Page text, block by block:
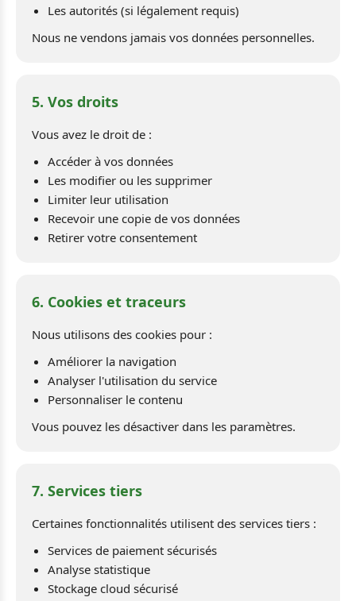
Les autorités (si légalement requis)
Nous ne vendons jamais vos données personnelles.
5. Vos droits
Vous avez le droit de :
Accéder à vos données
Les modifier ou les supprimer
Limiter leur utilisation
Recevoir une copie de vos données
Retirer votre consentement
6. Cookies et traceurs
Nous utilisons des cookies pour :
Améliorer la navigation
Analyser l'utilisation du service
Personnaliser le contenu
Vous pouvez les désactiver dans les paramètres.
7. Services tiers
Certaines fonctionnalités utilisent des services tiers :
Services de paiement sécurisés
Analyse statistique
Stockage cloud sécurisé